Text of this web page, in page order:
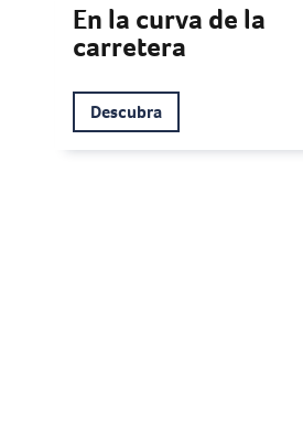
En la curva de la
carretera
Descubra